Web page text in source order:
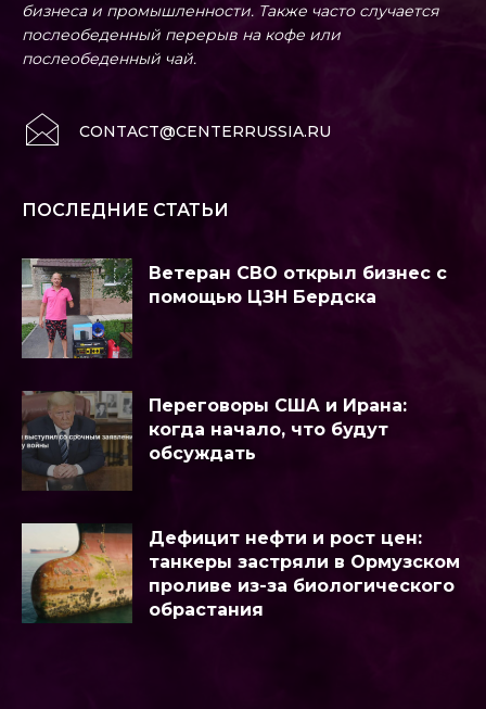
бизнеса и промышленности. Также часто случается
послеобеденный перерыв на кофе или
послеобеденный чай.
CONTACT@CENTERRUSSIA.RU
ПОСЛЕДНИЕ СТАТЬИ
Ветеран СВО открыл бизнес с
помощью ЦЗН Бердска
Переговоры США и Ирана:
когда начало, что будут
обсуждать
Дефицит нефти и рост цен:
танкеры застряли в Ормузском
проливе из-за биологического
обрастания